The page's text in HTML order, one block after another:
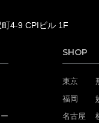
4-9 CPIビル 1F
SHOP
東京
福岡
名古屋